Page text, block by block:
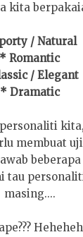
kita
/ Natural
* Romantic
/ Elegant
* Dramatic
membuat
beberapa
tau
masing....